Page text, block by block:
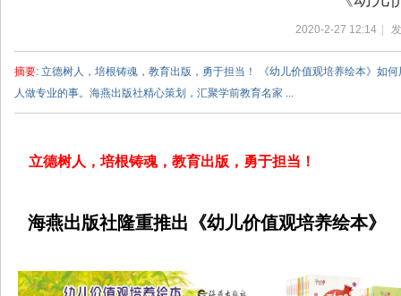
2020-2-27 12:14
摘要: 立德树人，培根铸魂，教育出版，勇于担当！ 《幼儿价值观培养绘本》如
人做专业的事。海燕出版社精心策划，汇聚学前教育名家 ...
立德树人，培根铸魂， 教育出版 ， 勇于担当！
海燕出版社隆重推出 《幼儿价值观培养绘本》